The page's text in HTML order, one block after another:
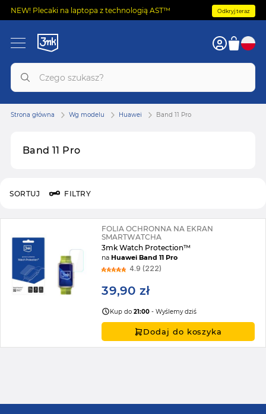
NEW! Plecaki na laptopa z technologią AST™ Odkryj teraz
Band 11 Pro
Strona główna Wg modelu Huawei Band 11 Pro
FILTRY
SORTUJ
FOLIA OCHRONNA NA EKRAN
SMARTWATCHA
3mk Watch Protection™
naHuawei Band 11 Pro
4.9 (222)
39,90 zł
Kup do21:00 - Wyślemy dziś
Dodaj do koszyka